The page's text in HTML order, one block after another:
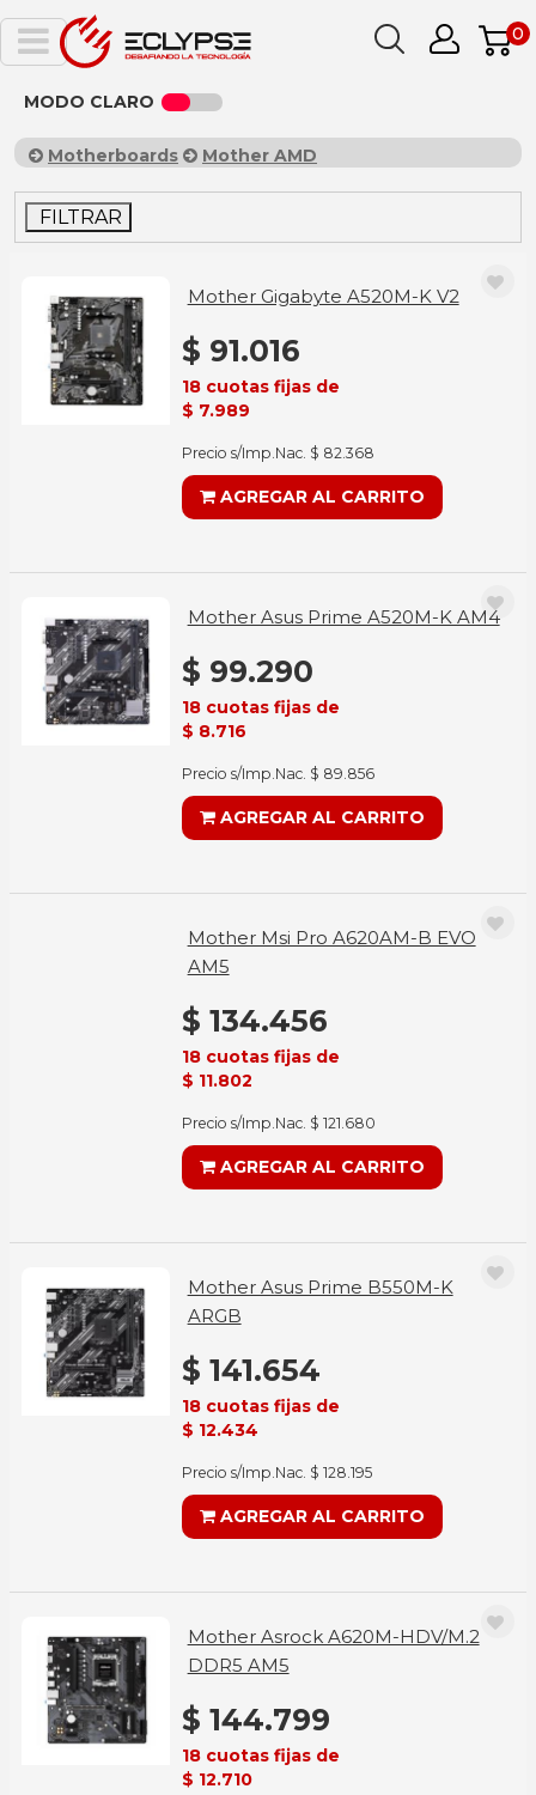
0
MODO CLARO
Motherboards Mother AMD
FILTRAR
Mother Gigabyte A520M-K V2
$ 91.016
18 cuotas fijas de
$ 7.989
Precio s/Imp.Nac. $ 82.368
AGREGAR AL CARRITO
Mother Asus Prime A520M-K AM4
$ 99.290
18 cuotas fijas de
$ 8.716
Precio s/Imp.Nac. $ 89.856
AGREGAR AL CARRITO
Mother Msi Pro A620AM-B EVO
AM5
$ 134.456
18 cuotas fijas de
$ 11.802
Precio s/Imp.Nac. $ 121.680
AGREGAR AL CARRITO
Mother Asus Prime B550M-K
ARGB
$ 141.654
18 cuotas fijas de
$ 12.434
Precio s/Imp.Nac. $ 128.195
AGREGAR AL CARRITO
Mother Asrock A620M-HDV/M.2
DDR5 AM5
$ 144.799
18 cuotas fijas de
$ 12.710